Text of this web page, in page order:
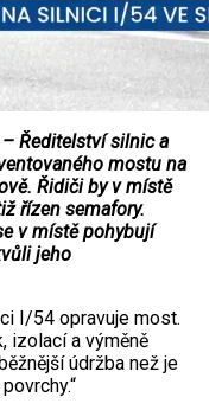
Ředitelství silnic a
mostu na
Řidiči by v místě
řízen semafory.
v místě pohybují
jeho
I/54 opravuje most.
izolací a výměně
údržba než je